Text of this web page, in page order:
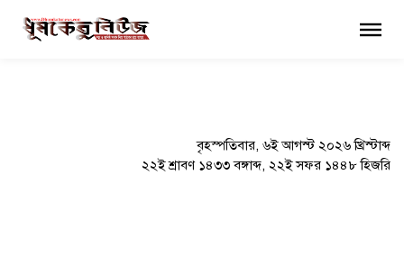
বৃহস্পতিবার, ৬ই আগস্ট ২০২৬ খ্রিস্টাব্দ
২২ই শ্রাবণ ১৪৩৩ বঙ্গাব্দ, ২২ই সফর ১৪৪৮ হিজরি
×